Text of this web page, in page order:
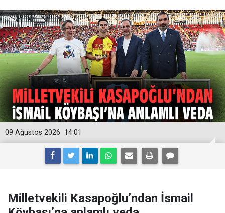
14:01
09 Ağustos 2026
Milletvekili Kasapoğlu’ndan İsmail